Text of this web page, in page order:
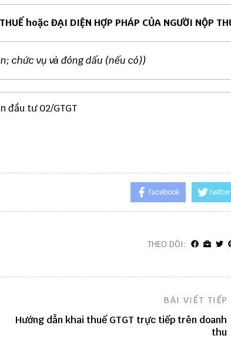
hoặcĐẠI DIỆN HỢP PHÁP CỦA NGƯỜI NỘP
chức vụ và đóng dấu (nếu có))
đầu tư 02/GTGT
facebook twitter
THEO DÕI:
BÀI VIẾT TIẾP
Hướng dẫn khai thuế GTGT trực tiếp trên doanh
thu